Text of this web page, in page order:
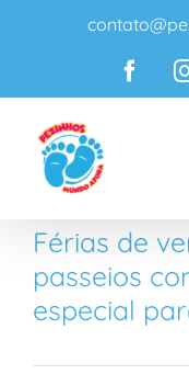
conteúdo
Férias de
passeios
especial